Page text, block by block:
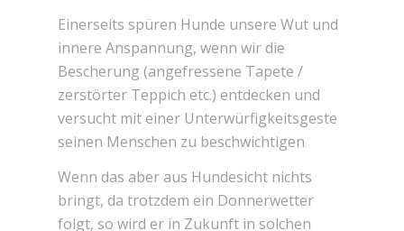
Einerseits spüren Hunde unsere Wut und
innere Anspannung, wenn wir die
Bescherung (angefressene Tapete /
zerstörter Teppich etc.) entdecken und
versucht mit einer Unterwürfigkeitsgeste
seinen Menschen zu beschwichtigen
Wenn das aber aus Hundesicht nichts
bringt, da trotzdem ein Donnerwetter
folgt, so wird er in Zukunft in solchen